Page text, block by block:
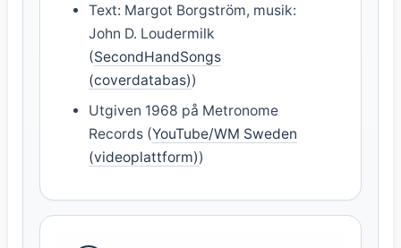
Text: Margot Borgström, musik:
John D. Loudermilk
(SecondHandSongs
(coverdatabas))
Utgiven 1968 på Metronome
Records (YouTube/WM Sweden
(videoplattform))